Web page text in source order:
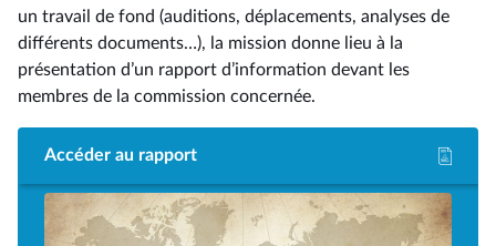
un travail de fond (auditions, déplacements, analyses de
différents documents…), la mission donne lieu à la
présentation d’un rapport d’information devant les
membres de la commission concernée.
Accéder au rapport